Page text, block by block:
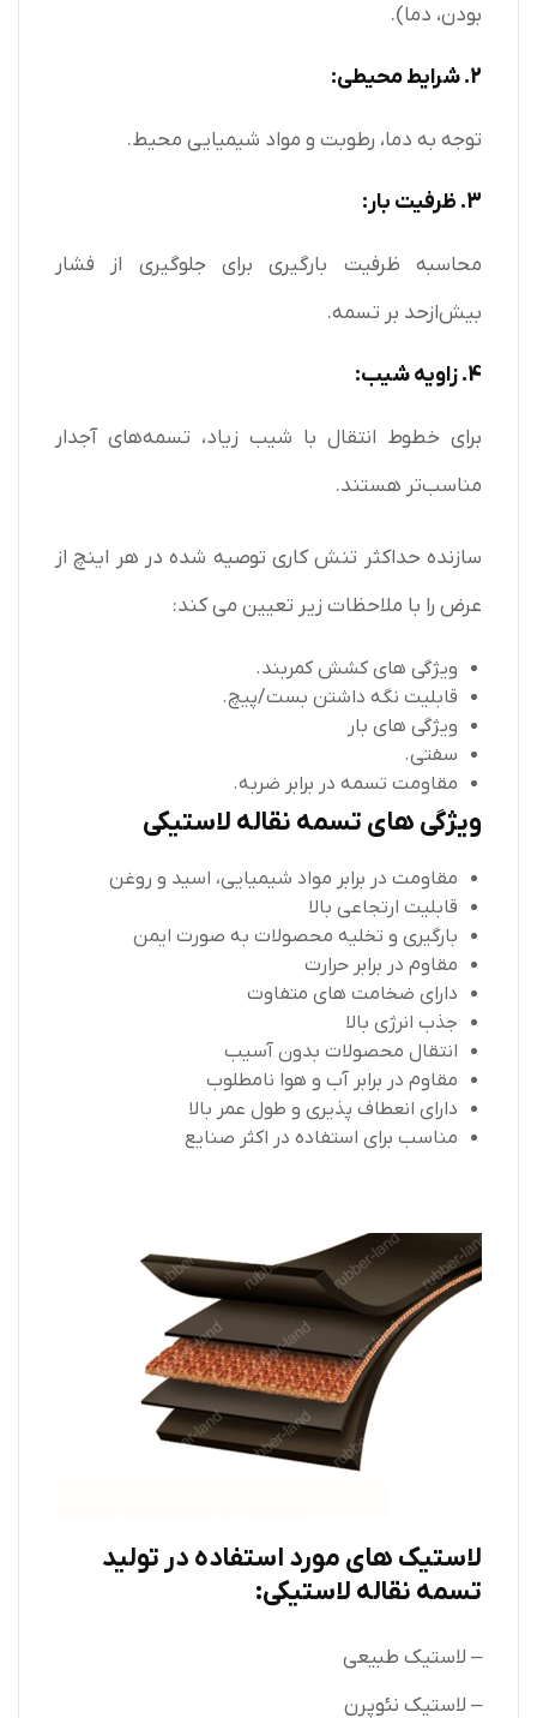
بودن، دما).
2. شرایط محیطی:
توجه به دما، رطوبت و مواد شیمیایی محیط.
3. ظرفیت بار:
محاسبه ظرفیت بارگیری برای جلوگیری از فشار
بیش‌ازحد بر تسمه.
4. زاویه شیب:
برای خطوط انتقال با شیب زیاد، تسمه‌های آجدار
مناسب‌تر هستند.
سازنده حداکثر تنش کاری توصیه شده در هر اینچ از
عرض را با ملاحظات زیر تعیین می کند:
ویژگی های کشش کمربند.
قابلیت نگه داشتن بست/پیچ.
ویژگی های بار
سفتی.
مقاومت تسمه در برابر ضربه.
ویژگی های تسمه نقاله لاستیکی
مقاومت در برابر مواد شیمیایی، اسید و روغن
قابلیت ارتجاعی بالا
بارگیری و تخلیه محصولات به صورت ایمن
مقاوم در برابر حرارت
دارای ضخامت های متفاوت
جذب انرژی بالا
انتقال محصولات بدون آسیب
مقاوم در برابر آب و هوا نامطلوب
دارای انعطاف پذیری و طول عمر بالا
مناسب برای استفاده در اکثر صنایع
لاستیک های مورد استفاده در تولید
تسمه نقاله لاستیکی:
– لاستیک طبیعی
– لاستیک نئوپرن